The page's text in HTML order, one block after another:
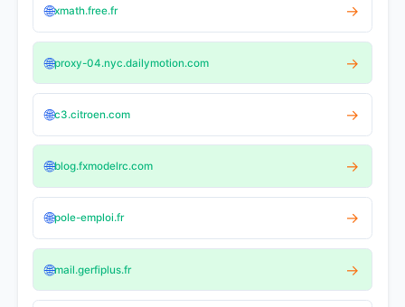
🌐xmath.free.fr →
🌐proxy-04.nyc.dailymotion.com →
🌐c3.citroen.com →
🌐blog.fxmodelrc.com →
🌐pole-emploi.fr →
🌐mail.gerfiplus.fr →